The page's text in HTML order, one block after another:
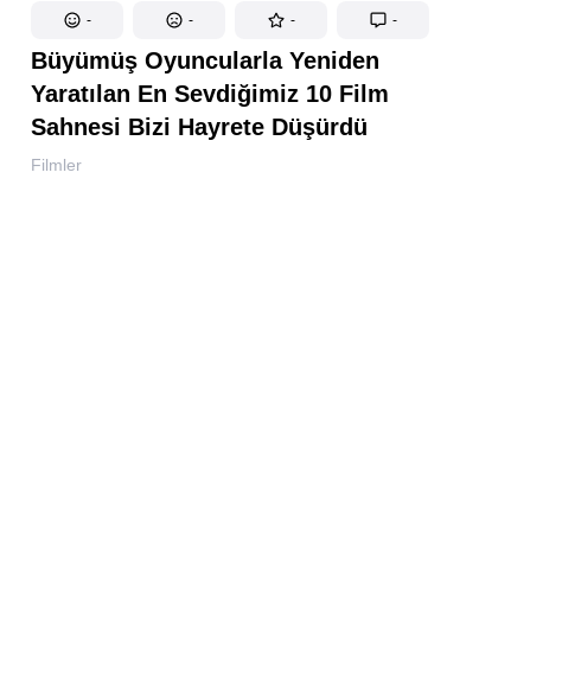
- - - -
Büyümüş Oyuncularla Yeniden
Yaratılan En Sevdiğimiz 10 Film
Sahnesi Bizi Hayrete Düşürdü
Filmler